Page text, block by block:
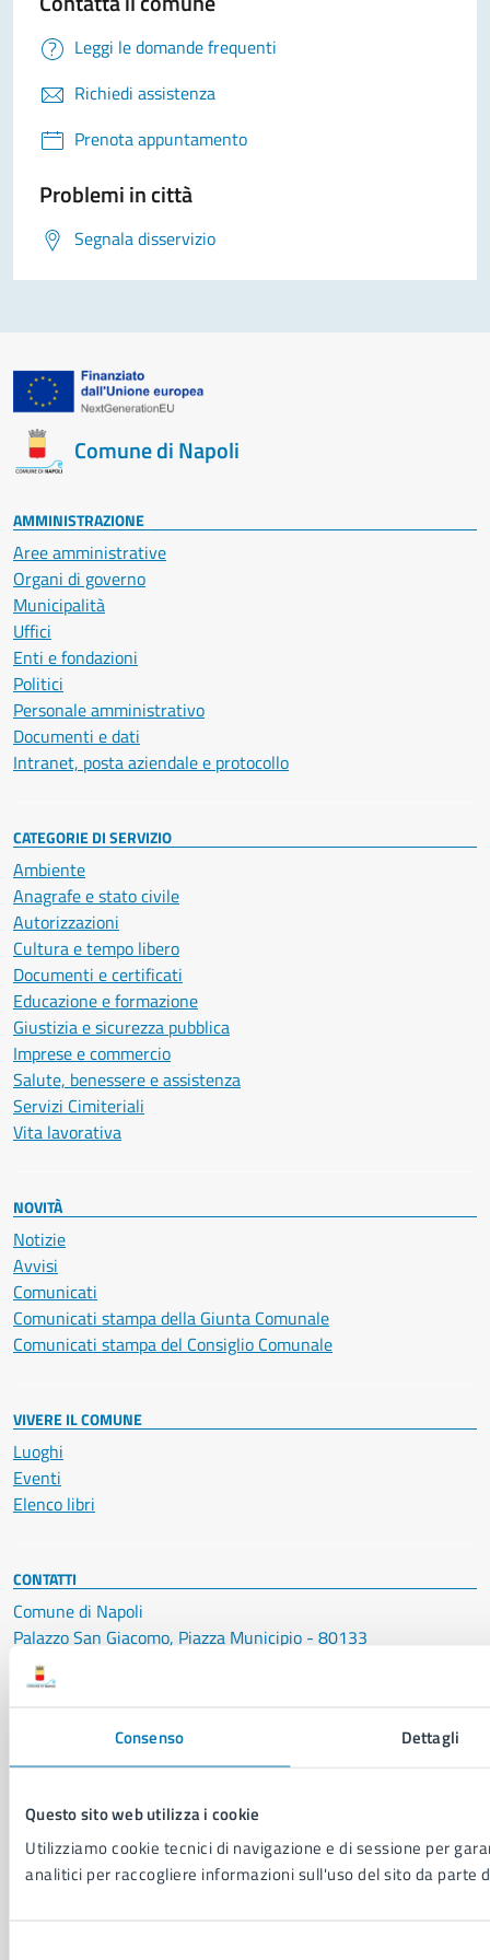
Consenso Dettagli
Questo sito web utilizza i cookie
Utilizziamo cookie tecnici di navigazione e di sessione per
analitici per raccogliere informazioni sull'uso del sito da parte
Leggi le domande frequenti
Richiedi assistenza
Prenota appuntamento
Problemi in città
Segnala disservizio
Comune di Napoli
AMMINISTRAZIONE
Aree amministrative
Organi di governo
Municipalità
Uffici
Enti e fondazioni
Politici
Personale amministrativo
Documenti e dati
Intranet, posta aziendale e protocollo
CATEGORIE DI SERVIZIO
Ambiente
Anagrafe e stato civile
Autorizzazioni
Cultura e tempo libero
Documenti e certificati
Educazione e formazione
Giustizia e sicurezza pubblica
Imprese e commercio
Salute, benessere e assistenza
Servizi Cimiteriali
Vita lavorativa
NOVITÀ
Notizie
Avvisi
Comunicati
Comunicati stampa della Giunta Comunale
Comunicati stampa del Consiglio Comunale
VIVERE IL COMUNE
Luoghi
Eventi
Elenco libri
CONTATTI
Comune di Napoli
Palazzo San Giacomo, Piazza Municipio - 80133
P. IVA: 01207650639
LEI: 8156007FF4DEB97ABA09
PEC:urp@pec.comune.napoli.it
Centralino unico:0817951111
Leggi le FAQ